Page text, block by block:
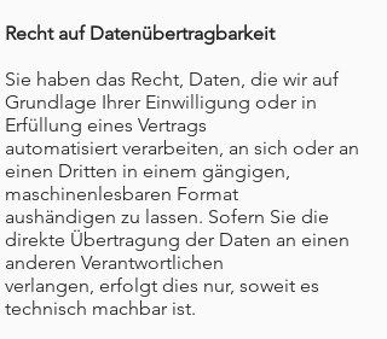
Recht auf Datenübertragbarkeit
Sie haben das Recht, Daten, die wir auf
Grundlage Ihrer Einwilligung oder in
Erfüllung eines Vertrags
automatisiert verarbeiten, an sich oder an
einen Dritten in einem gängigen,
maschinenlesbaren Format
aushändigen zu lassen. Sofern Sie die
direkte Übertragung der Daten an einen
anderen Verantwortlichen
verlangen, erfolgt dies nur, soweit es
technisch machbar ist.